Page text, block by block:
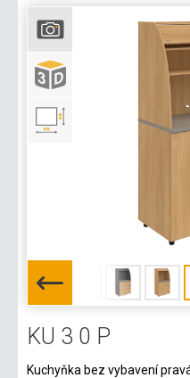
KU 3 0 P
Kuchyňka bez vybavení